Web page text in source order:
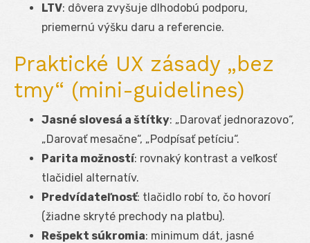
LTV: dôvera zvyšuje dlhodobú podporu,
priemernú výšku daru a referencie.
Praktické UX zásady „bez
tmy“ (mini-guidelines)
Jasné slovesá a štítky: „Darovať jednorazovo“,
„Darovať mesačne“, „Podpísať petíciu“.
Parita možností: rovnaký kontrast a veľkosť
tlačidiel alternatív.
Predvídateľnosť: tlačidlo robí to, čo hovorí
(žiadne skryté prechody na platbu).
Rešpekt súkromia: minimum dát, jasné